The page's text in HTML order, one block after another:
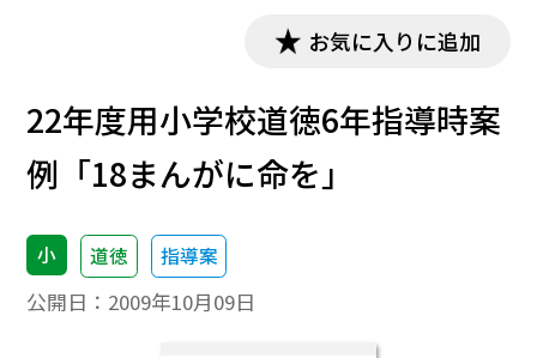
お気に入りに追加
22年度用小学校道徳6年指導時案
例「18まんがに命を」
小 道徳 指導案
公開日： 2009年10月09日